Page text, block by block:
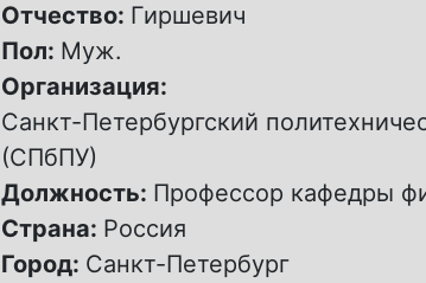
Отчество: Гиршевич
Пол: Муж.
Организация:
Санкт-Петербургский
(СПбПУ)
Должность: Профессор кафедры
Страна: Россия
Город: Санкт-Петербург